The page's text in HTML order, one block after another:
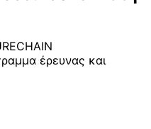
έρευνας και